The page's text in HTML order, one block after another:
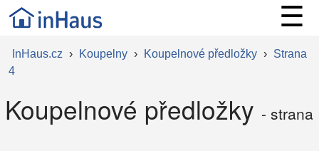
☰
InHaus.cz › Koupelny › Koupelnové předložky › Strana
4
Koupelnové předložky - strana